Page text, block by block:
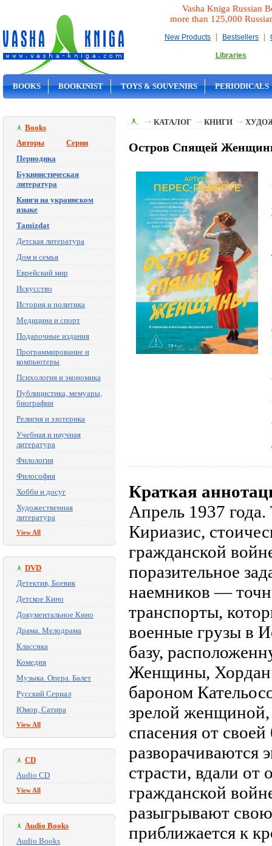
Vasha Kniga Russian
more than 125,000
New Products | Bestsellers |
Libraries
BOOKS BOOKINIST TOYS & SOUVENIRS PERIODICALS
Books
Авторы
Серии
Периодика
Букинистическая
литература
Книги на украинском
языке
Tamizdat
Детская литература
Дом и семья
Еврейский мир
Искусство
История и политика
Медицина и спорт
Подарочные издания
Программирование и
компьютеры
Психология и экономика
Публицистика, мемуары,
биографии
Религия и эзотерика
Учебная и научная
литература
Филология
Философия
Хобби и досуг
Художественная
литература
View All
DVD
Детектив, Боевик
Детское Кино
Документальное Кино
Драма. Мелодрама
Классика
Комедия
Музыка. Опера. Балет
Русский Сериал
Юмор, Сатира
View All
CD
Audio CD
View All
Audio Books
Audio Books
КАТАЛОГ КНИГИ
Остров Спящей
Краткая
Апрель 1937
Кириазис,
гражданской
поразительное
наемников —
транспорты,
военные грузы в
базу,
Женщины, Хордан
бароном
зрелой женщиной,
спасения от
разворачиваются
страсти, вдали от
гражданской
разыгрывают
приближается к